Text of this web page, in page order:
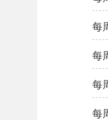
每
每
每
每